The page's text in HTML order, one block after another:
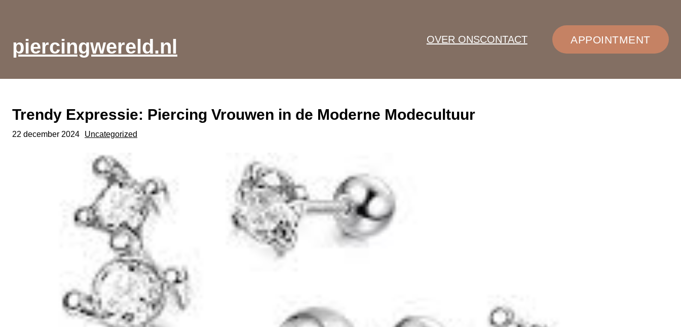
inhoudpiercingwereld.nl OVER ONSCONTACT APPOINTMENT
Trendy Expressie: Piercing Vrouwen in de Moderne Modecultuur
22 december 2024 Uncategorized